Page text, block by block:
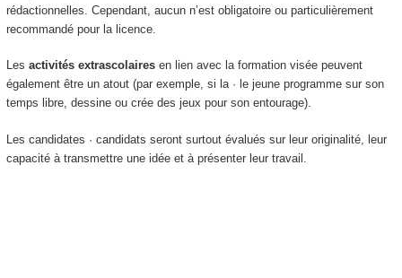
rédactionnelles. Cependant, aucun n’est obligatoire ou particulièrement
recommandé pour la licence.
Les activités extrascolairesen lien avec la formation visée peuvent
également être un atout (par exemple, si la · le jeune programme sur son
temps libre, dessine ou crée des jeux pour son entourage).
Les candidates · candidats seront surtout évalués sur leur originalité, leur
capacité à transmettre une idée et à présenter leur travail.